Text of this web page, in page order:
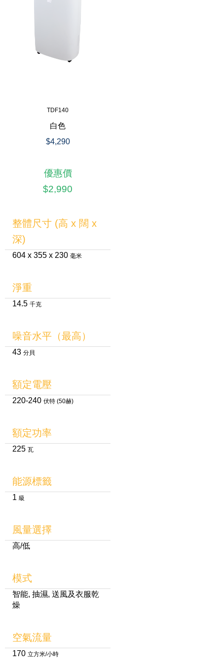
TDF140
白色
$4,290
優惠價
$2,990
整體尺寸 (高 x 闊 x
深)
604 x 355 x 230 毫米
淨重
14.5 千克
噪音水平（最高）
43 分貝
額定電壓
220-240 伏特 (50赫)
額定功率
225 瓦
能源標籤
1 級
風量選擇
高/低
模式
智能, 抽濕, 送風及衣服乾
燥
空氣流量
170 立方米/小時